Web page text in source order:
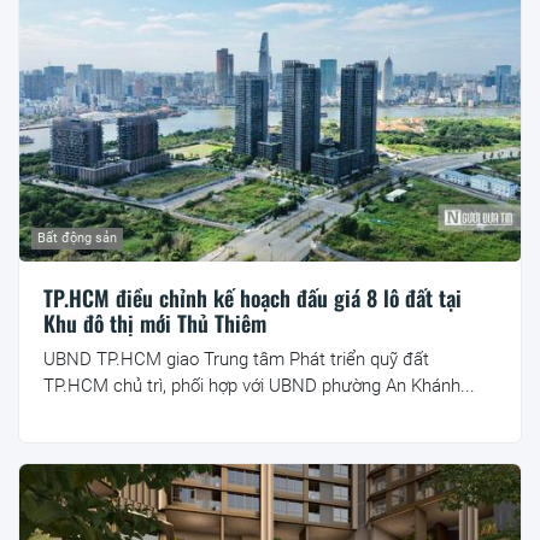
TP.HCM điều chỉnh kế hoạch đấu giá 8 lô đất tại
Khu đô thị mới Thủ Thiêm
Bất động sản
UBND TP.HCM giao Trung tâm Phát triển quỹ đất
TP.HCM chủ trì, phối hợp với UBND phường An Khánh...